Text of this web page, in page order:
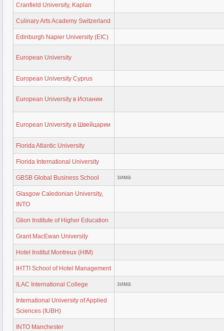
Cranfield University, Kaplan
Culinary Arts Academy Switzerland
Edinburgh Napier University (EIC)
European University
European University Cyprus
European University в Испании
European University в Швейцарии
Florida Atlantic University
Florida International University
GBSB Global Business School зима
Glasgow Caledonian University,
INTO
Glion Institute of Higher Education
Grant MacEwan University
Hotel Institut Montreux (HIM)
IHTTI School of Hotel Management
ILAC International College зима
International University of Applied
Sciences (IUBH)
INTO Manchester